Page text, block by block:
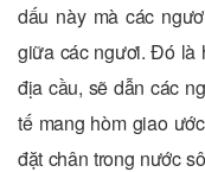
dấu này mà các
giữa các ngươi. Ðó là
địa cầu, sẽ dẫn các
tế mang hòm giao
đặt chân trong nước